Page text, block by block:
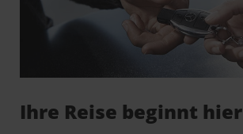
Ihre Reise beginnt hier